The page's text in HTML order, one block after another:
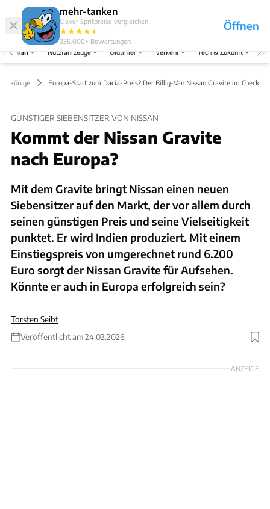
mehr-tanken
Clever Spritpreise vergleichen
★★★★★
★
335.000+ Bewertungen
Öffnen
Abo
Menü
Van Nutzfahrzeuge Oldtimer Verkehr Tech & Zukunft
Erlkönige Europa-Start zum Dacia-Preis? Der Billig-Van Nissan Gravite im Check
GÜNSTIGER SIEBENSITZER VON NISSAN
Kommt der Nissan Gravite
nach Europa?
Mit dem Gravite bringt Nissan einen neuen
Siebensitzer auf den Markt, der vor allem durch
seinen günstigen Preis und seine Vielseitigkeit
punktet. Er wird Indien produziert. Mit einem
Einstiegspreis von umgerechnet rund 6.200
Euro sorgt der Nissan Gravite für Aufsehen.
Könnte er auch in Europa erfolgreich sein?
Torsten Seibt
Veröffentlicht am 24.02.2026
Foto: Nissan
ANZEIGE